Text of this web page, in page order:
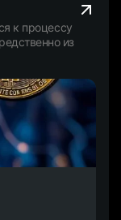
к процессу
из